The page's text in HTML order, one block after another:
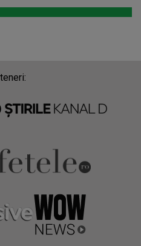
Impuls
Impuls